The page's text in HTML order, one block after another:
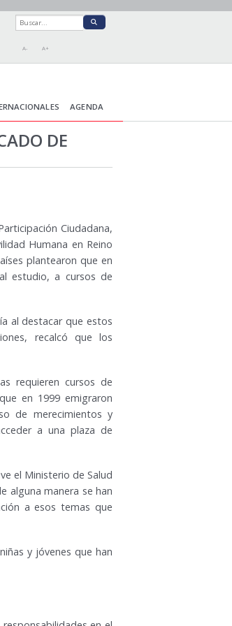
A- A+
AGENDA
DE
Ciudadana,
Humana en Reino
plantearon que en
estudio, a cursos de
al destacar que estos
recalcó que los
requieren cursos de
en 1999 emigraron
de merecimientos y
a una plaza de
el Ministerio de Salud
alguna manera se han
a esos temas que
y jóvenes que han